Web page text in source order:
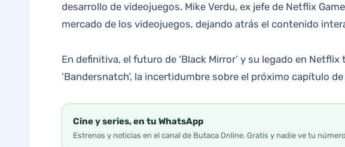
desarrollo de videojuegos. Mike Verdu, ex jefe de Netflix
mercado de los videojuegos, dejando atrás el contenido
En definitiva, el futuro de ‘Black Mirror’ y su legado en
‘Bandersnatch’, la incertidumbre sobre el próximo capítulo
Cine y series, en tu WhatsApp
Estrenos y noticias en el canal de Butaca Online. Gratis y nadie ve tu